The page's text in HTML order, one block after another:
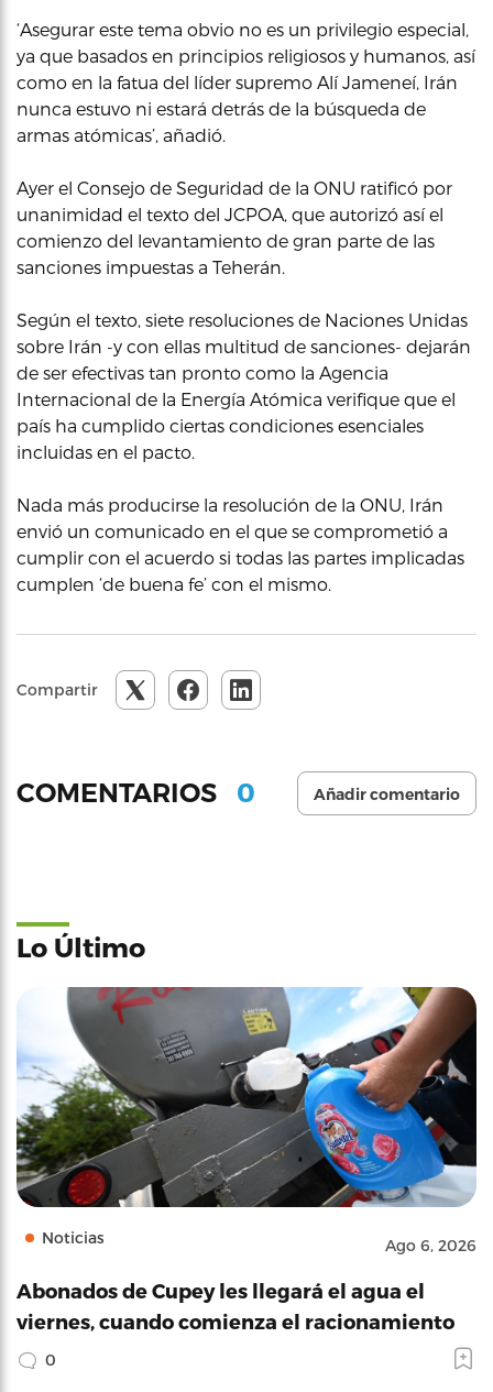
‘Asegurar este tema obvio no es un privilegio especial,
ya que basados en principios religiosos y humanos, así
como en la fatua del líder supremo Alí Jameneí, Irán
nunca estuvo ni estará detrás de la búsqueda de
armas atómicas’, añadió.
Ayer el Consejo de Seguridad de la ONU ratificó por
unanimidad el texto del JCPOA, que autorizó así el
comienzo del levantamiento de gran parte de las
sanciones impuestas a Teherán.
Según el texto, siete resoluciones de Naciones Unidas
sobre Irán -y con ellas multitud de sanciones- dejarán
de ser efectivas tan pronto como la Agencia
Internacional de la Energía Atómica verifique que el
país ha cumplido ciertas condiciones esenciales
incluidas en el pacto.
Nada más producirse la resolución de la ONU, Irán
envió un comunicado en el que se comprometió a
cumplir con el acuerdo si todas las partes implicadas
cumplen ‘de buena fe’ con el mismo.
Compartir
COMENTARIOS 0 Añadir comentario
Lo Último
Noticias Ago 6, 2026
Abonados de Cupey les llegará el agua el
viernes, cuando comienza el racionamiento
0